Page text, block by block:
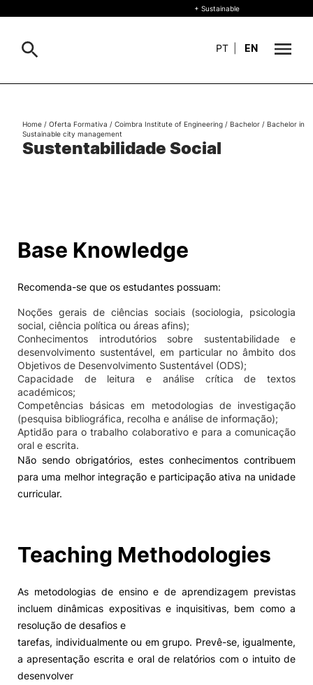
+ Sustainable
Living
Social Action
Alumni
RRP Projects
©2026 Instituto Politécnico de
+ Sustainable
PT EN
Search
Sustentabilidade Social
Home / Oferta Formativa / Coimbra Institute of Engineering / Bachelor / Bachelor in
Sustainable city management
Base Knowledge
Recomenda-se que os estudantes possuam:
Noções gerais de ciências sociais (sociologia, psicologia
social, ciência política ou áreas afins);
Conhecimentos introdutórios sobre sustentabilidade e
desenvolvimento sustentável, em particular no âmbito dos
Objetivos de Desenvolvimento Sustentável (ODS);
Capacidade de leitura e análise crítica de textos
académicos;
Competências básicas em metodologias de investigação
(pesquisa bibliográfica, recolha e análise de informação);
Aptidão para o trabalho colaborativo e para a comunicação
oral e escrita.
Não sendo obrigatórios, estes conhecimentos contribuem
para uma melhor integração e participação ativa na unidade
curricular.
Teaching Methodologies
As metodologias de ensino e de aprendizagem previstas
incluem dinâmicas expositivas e inquisitivas, bem como a
resolução de desafios e
tarefas, individualmente ou em grupo. Prevê-se, igualmente,
a apresentação escrita e oral de relatórios com o intuito de
desenvolver